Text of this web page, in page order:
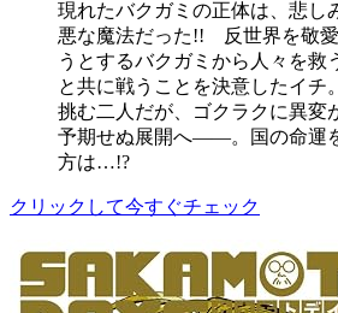
現れたバクガミの正体は、悲し
悪な魔法だった!! 反世界を敬
うとするバクガミから人々を救
と共に戦うことを決意したイチ
挑む二人だが、ゴクラクに異変
予期せぬ展開へ――。国の命運
方は…!?
クリックして今すぐチェック